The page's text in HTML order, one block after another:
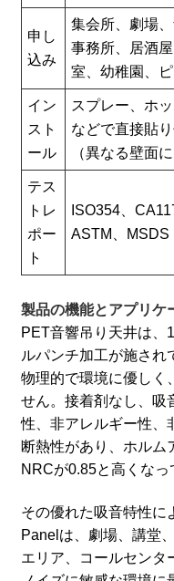
申し
込み
集会所、劇場
事務所、居酒
室、幼稚園、ピ
イン
スト
ール
スプレー、ホ
などで直接貼
（異なる壁面に
テス
トレ
ポー
ト
ISO354、
ASTM、MSDS
製品の機能とアプリケ
PET音響吊り天井は、
ルパンチ加工が施され
物理的で環境に優しく
せん。接着剤なし、吸
性、非アレルギー性、
断熱性があり、ホルム
NRCが0.85と高くなっ
その優れた吸音特性に
Panelは、劇場、講堂
エリア、コールセンタ